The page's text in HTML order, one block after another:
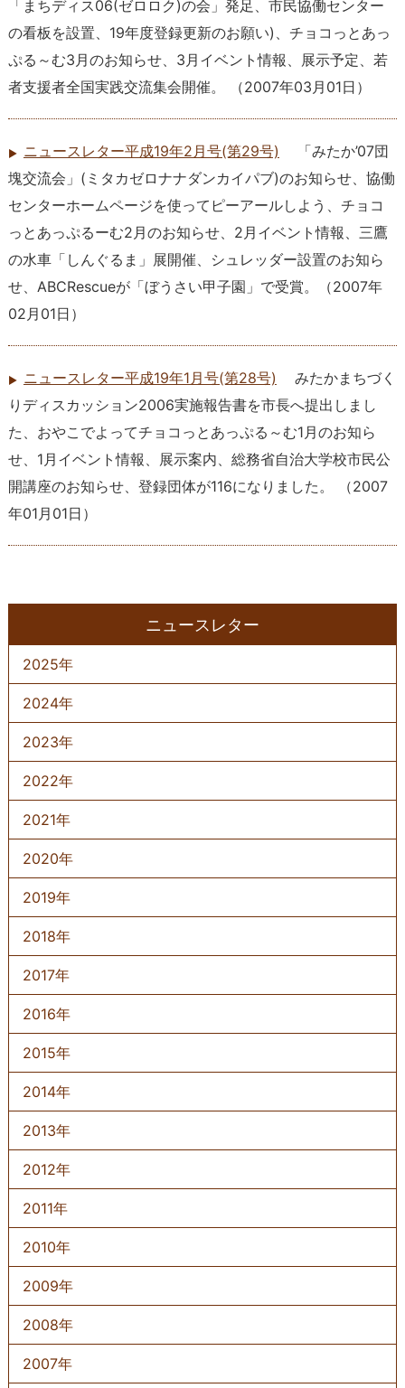
「まちディス06(ゼロロク)の会」発足、市民協働センター
の看板を設置、19年度登録更新のお願い)、チョコっとあっ
ぷる～む3月のお知らせ、3月イベント情報、展示予定、若
者支援者全国実践交流集会開催。
（2007年03月01日 ）
ニュースレター平成19年2月号(第29号)
「みたか’07団
塊交流会」(ミタカゼロナナダンカイパブ)のお知らせ、協働
センターホームページを使ってピーアールしよう、チョコ
っとあっぷるーむ2月のお知らせ、2月イベント情報、三鷹
の水車「しんぐるま」展開催、シュレッダー設置のお知ら
せ、ABCRescueが「ぼうさい甲子園」で受賞。
（2007年
02月01日 ）
ニュースレター平成19年1月号(第28号)
みたかまちづく
りディスカッション2006実施報告書を市長へ提出しまし
た、おやこでよってチョコっとあっぷる～む1月のお知ら
せ、1月イベント情報、展示案内、総務省自治大学校市民公
開講座のお知らせ、登録団体が116になりました。
（2007
年01月01日 ）
ニュースレター
2025年
2024年
2023年
2022年
2021年
2020年
2019年
2018年
2017年
2016年
2015年
2014年
2013年
2012年
2011年
2010年
2009年
2008年
2007年